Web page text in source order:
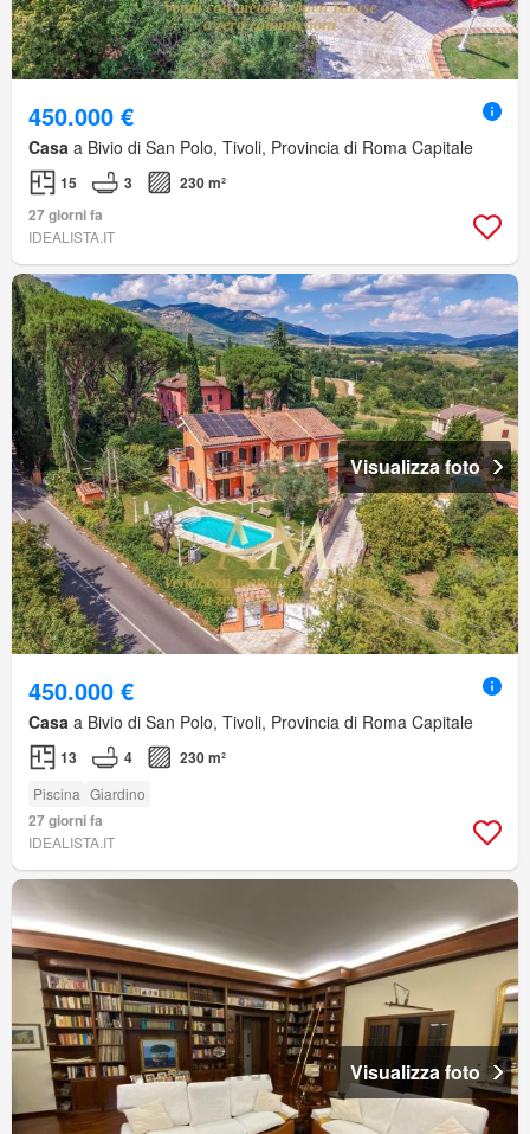
450.000 €
Casa a Bivio di San Polo, Tivoli, Provincia di Roma Capitale
15 3
230 m²
27 giorni fa
IDEALISTA.IT
Visualizza foto
450.000 €
Casa a Bivio di San Polo, Tivoli, Provincia di Roma Capitale
13 4 230 m²
Piscina Giardino
27 giorni fa
IDEALISTA.IT
Visualizza foto